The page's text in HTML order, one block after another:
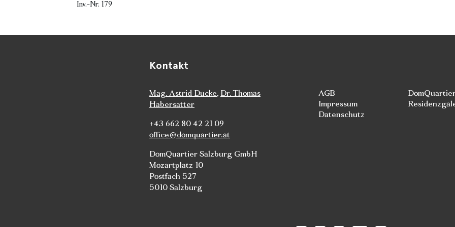
Inv.-Nr. 179
Kontakt
Mag. Astrid Ducke, Dr. Thomas
Habersatter
+43 662 80 42 21 09
office@domquartier.at
DomQuartier Salzburg GmbH
Mozartplatz 10
Postfach 527
5010 Salzburg
AGB
Impressum
Datenschutz